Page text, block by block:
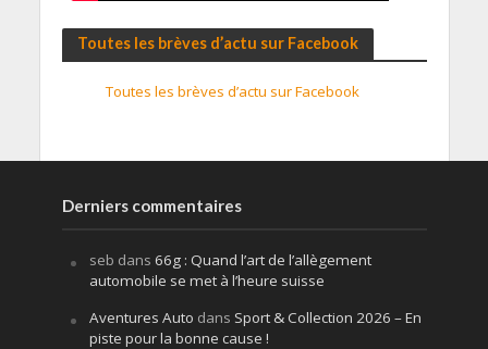
Toutes les brèves d’actu sur Facebook
Toutes les brèves d’actu sur Facebook
Derniers commentaires
seb dans 66g : Quand l’art de l’allègement
automobile se met à l’heure suisse
Aventures Auto dans Sport & Collection 2026 – En
piste pour la bonne cause !